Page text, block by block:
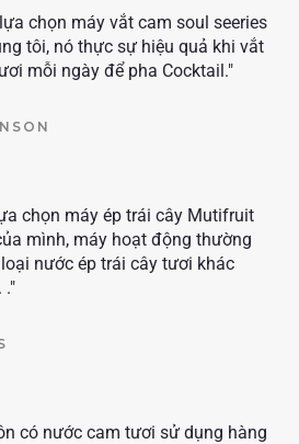
chọn máy vắt cam soul seeries
tôi, nó thực sự hiệu quả khi vắt
mỗi ngày để pha Cocktail."
chọn máy ép trái cây Mutifruit
mình, máy hoạt động thường
nước ép trái cây tươi khác
."
có nước cam tươi sử dụng hàng